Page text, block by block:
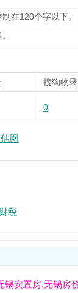
在120个字以下。
搜狗收录
0
网
税